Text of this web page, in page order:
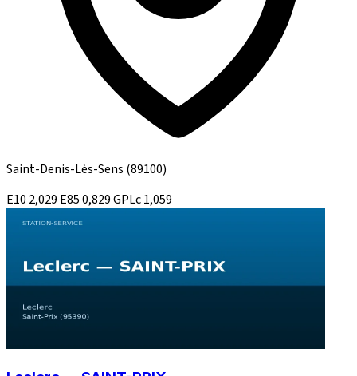
Saint-Denis-Lès-Sens (89100)
E10 2,029 E850,829GPLc1,059